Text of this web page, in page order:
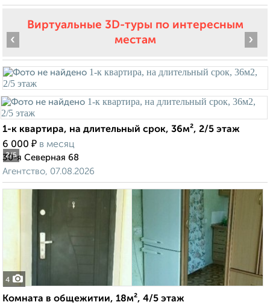
Виртуальные 3D-туры по интересным
местам
2/5
‹ ›
1-к квартира, на длительный срок, 36м², 2/5 этаж
6 000 ₽ в месяц
30-я Северная 68
Агентство, 07.08.2026
4
Комната в общежитии, 18м², 4/5 этаж